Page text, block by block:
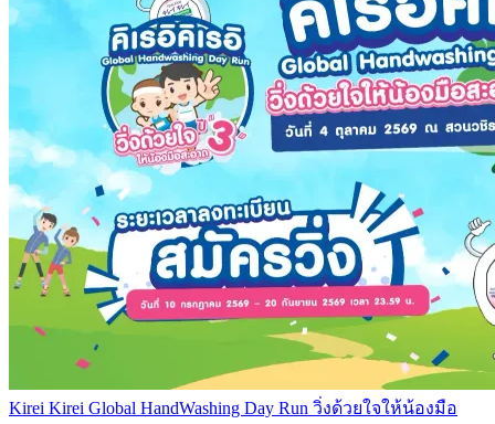
Kirei Kirei Global HandWashing Day Run วิ่งด้วยใจให้น้องมือ